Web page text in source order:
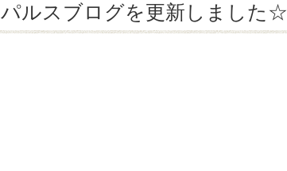
パルスブログを更新しました☆